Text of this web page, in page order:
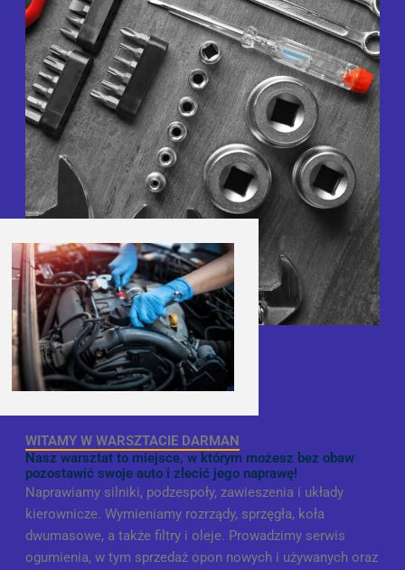
WITAMY W WARSZTACIE DARMAN
Nasz warsztat to miejsce, w którym możesz bez obaw
pozostawić swoje auto i zlecić jego naprawę!
Naprawiamy silniki, podzespoły, zawieszenia i układy
kierownicze. Wymieniamy rozrządy, sprzęgła, koła
dwumasowe, a także filtry i oleje. Prowadzimy serwis
ogumienia, w tym sprzedaż opon nowych i używanych oraz